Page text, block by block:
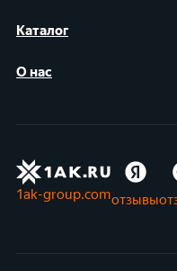
Каталог
О нас
1ak-group.comотзывы